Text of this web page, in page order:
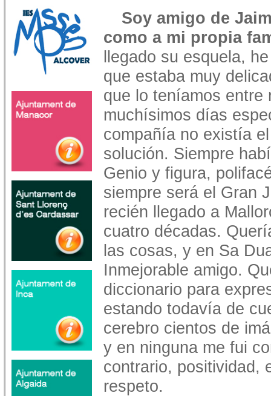
Soy amigo de
como a mi propia
llegado su esquela,
que estaba muy
que lo teníamos entre
muchísimos días
compañía no existía
solución. Siempre
Genio y figura,
siempre será el Gran
recién llegado a
cuatro décadas.
las cosas, y en Sa
Inmejorable amigo.
diccionario para
estando todavía de
cerebro cientos de
y en ninguna me fui
contrario, positividad,
respeto.